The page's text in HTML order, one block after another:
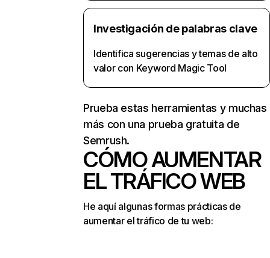
Investigación de palabras clave
Identifica sugerencias y temas de alto
valor con Keyword Magic Tool
Prueba estas herramientas y muchas
más con una prueba gratuita de
Semrush.
CÓMO AUMENTAR
EL TRÁFICO WEB
He aquí algunas formas prácticas de
aumentar el tráfico de tu web: